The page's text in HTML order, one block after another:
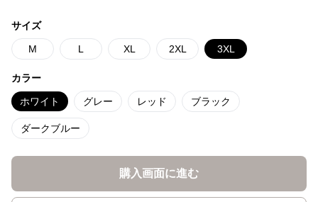
サイズ
M L XL 2XL 3XL
カラー
ホワイト グレー レッド ブラック
ダークブルー
購入画面に進む